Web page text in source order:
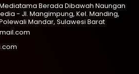
Berada Dibawah Naungan
- Jl. Mangimpung, Kel. Manding,
Mandar, Sulawesi Barat